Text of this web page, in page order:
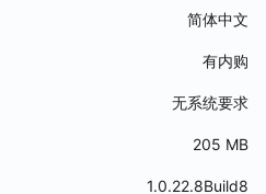
剧情奖
游戏剧情奖
米奖
和认可，谢谢大家！
简体中文
有内购
无系统要求
205 MB
1.0.22.8Build8